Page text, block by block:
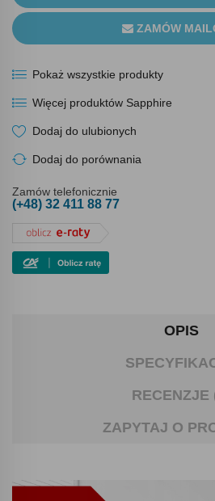
ZAMÓW
Pokaż wszystkie produkty
Więcej produktów Sapphire
Dodaj do ulubionych
Dodaj do porównania
Zamów telefonicznie
(+48) 32 411 88 77
OPIS
RECENZJE
ZAPYTAJ O